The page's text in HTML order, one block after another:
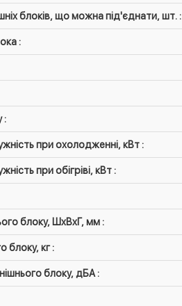
блоків, що можна під'єднати, шт. :
:
:
при охолодженні, кВт :
при обігріві, кВт :
блоку, ШxВxГ, мм :
блоку, кг :
блоку, дБА :